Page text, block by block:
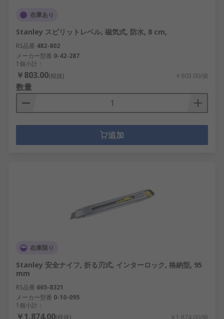
在庫あり
Stanley スピリットレベル, 磁気式, 防水, 8 cm,
RS品番 482-802
メーカー型番 0-42-287
1個小計：
￥803.00(税抜) ￥803.00/個
数量
追加
在庫限り
Stanley 安全ナイフ, 折る刃式, インターロック, 格納型, 95
mm
RS品番 665-8321
メーカー型番 0-10-095
1個小計：
￥1,874.00(税抜) ￥1,874.00/個